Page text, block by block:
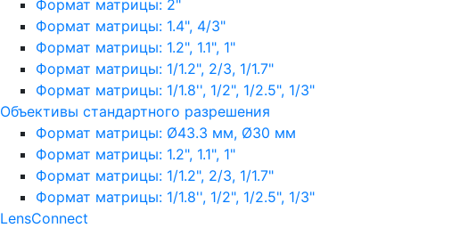
Формат матрицы: 2"
Формат матрицы: 1.4", 4/3"
Формат матрицы: 1.2", 1.1", 1"
Формат матрицы: 1/1.2", 2/3, 1/1.7"
Формат матрицы: 1/1.8'', 1/2", 1/2.5", 1/3"
Объективы стандартного разрешения
Формат матрицы: Ø43.3 мм, Ø30 мм
Формат матрицы: 1.2", 1.1", 1"
Формат матрицы: 1/1.2", 2/3, 1/1.7"
Формат матрицы: 1/1.8'', 1/2", 1/2.5", 1/3"
LensConnect